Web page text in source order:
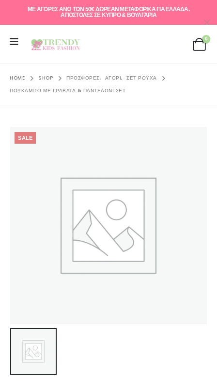
ΜΕ ΑΓΟΡΕΣ ΑΝΩ ΤΩΝ 50€ ΔΩΡΕΑΝ ΜΕΤΑΦΟΡΙΚΑ ΓΙΑ ΕΛΛAΔΑ.
ΑΠΟΣΤΟΛΕΣ ΣΕ ΚΥΠΡΟ & ΒΟΥΛΓΑΡΙΑ
0
HOME SHOP ΠΡΟΣΦΟΡΈΣ, ΑΓΌΡΙ, ΣΕΤ ΡΟΎΧΑ
ΠΟΥΚΆΜΙΣΟ ΜΕ ΓΡΑΒΆΤΑ & ΠΑΝΤΕΛΌΝΙ ΣΕΤ
SALE